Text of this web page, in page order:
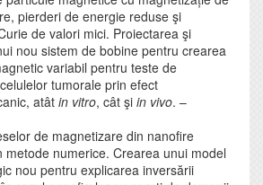
pierderi de energie reduse şi
de valori mici. Proiectarea şi
nou sistem de bobine pentru crearea
variabil pentru teste de
tumorale prin efect
atât in vitro, cât şi in vivo. –
de magnetizare din nanofire
metode numerice. Crearea unui model
nou pentru explicarea inversării